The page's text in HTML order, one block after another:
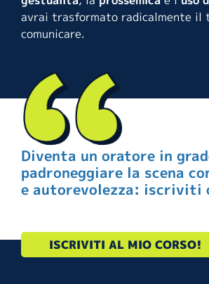
avrai trasformato radicalmente il
comunicare.
Diventa un oratore in
padroneggiare la scena
e autorevolezza: iscriviti
ISCRIVITI AL MIO CORSO!